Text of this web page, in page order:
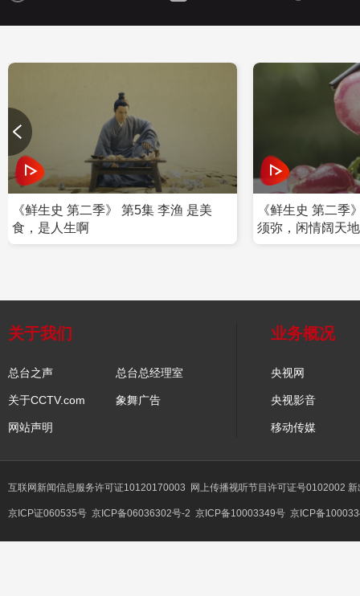
《鲜生史 第二季》 第5集 李渔 是美
食，是人生啊
《鲜生史 第二季
须弥，闲情阔天地
关于我们
总台之声 总台总经理室
关于CCTV.com 象舞广告
网站声明
业务概况
央视网
央视影音
移动传媒
互联网新闻信息服务许可证10120170003 网上传播视听节目许可证号0102002
京ICP证060535号 京ICP备06036302号-2 京ICP备10003349号 京ICP备